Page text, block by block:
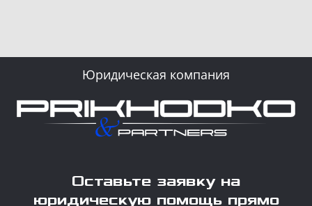
Юридическая компания
Оставьте заявку на
юридическую помощь прямо